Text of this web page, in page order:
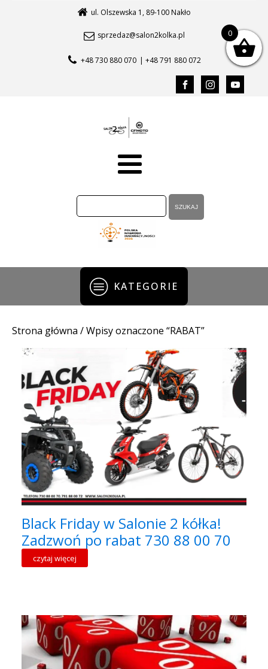
ul. Olszewska 1, 89-100 Nakło
sprzedaz@salon2kolka.pl
+48 730 880 070 | +48 791 880 072
KATEGORIE
Strona główna / Wpisy oznaczone “RABAT”
Black Friday w Salonie 2 kółka!
Zadzwoń po rabat 730 88 00 70
czytaj więcej
0